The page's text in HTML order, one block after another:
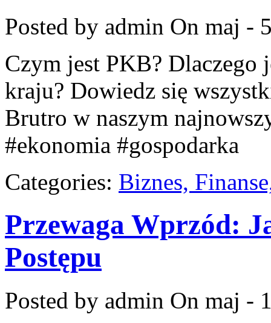
Posted by admin On maj -
Czym jest PKB? Dlaczego
kraju? Dowiedz się
Brutro w naszym
#ekonomia #gospodarka
Categories: Biznes,
Przewaga Wprzód:
Postępu
Posted by admin On maj -